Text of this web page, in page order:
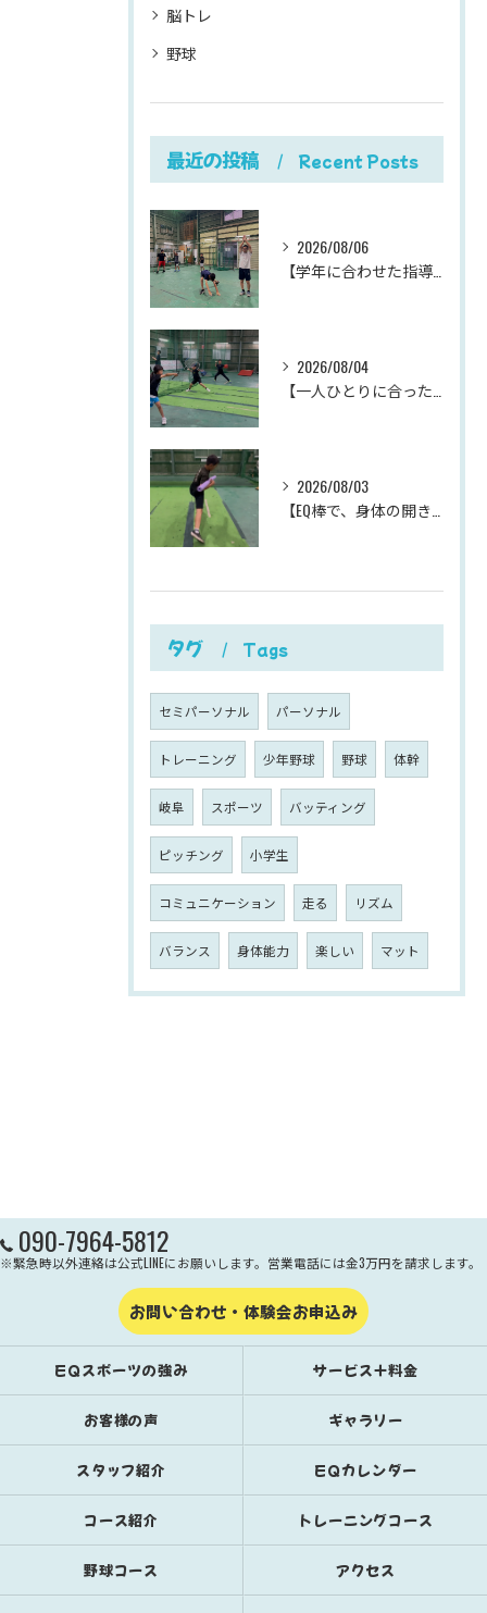
脳トレ
野球
最近の投稿 Recent Posts
2026/08/06
【学年に合わせた指導が、成長を加速させる。
2026/08/04
【一人ひとりに合った指導が、成長を加速させる。
2026/08/03
【EQ棒で、身体の開きを改善。
タグ Tags
セミパーソナル パーソナル
トレーニング 少年野球 野球 体幹
岐阜 スポーツ バッティング
ピッチング 小学生
コミュニケーション 走る リズム
バランス 身体能力 楽しい マット
090-7964-5812
※緊急時以外連絡は公式LINEにお願いします。営業電話には金3万円を請求します。
お問い合わせ・体験会お申込み
EQスポーツの強み サービス＋料金
お客様の声 ギャラリー
スタッフ紹介 EQカレンダー
コース紹介 トレーニングコース
野球コース アクセス